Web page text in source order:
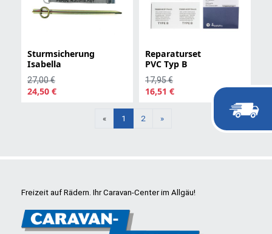
Sturmsicherung
Isabella
27,00 €
24,50 €
Reparaturset
PVC Typ B
17,95 €
16,51 €
« 1 2 »Weiter
Freizeit auf Rädern. Ihr Caravan-Center im Allgäu!